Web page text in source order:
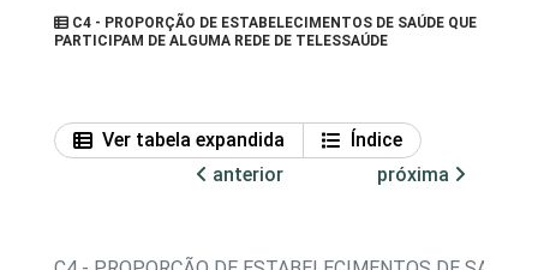
C4 - PROPORÇÃO DE ESTABELECIMENTOS DE SAÚDE QUE
PARTICIPAM DE ALGUMA REDE DE TELESSAÚDE
Ver tabela expandida
Índice
anterior
próxima